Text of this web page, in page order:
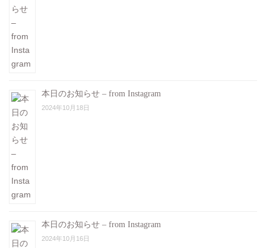
本日のお知らせ – from Instagram
2024年10月18日
本日のお知らせ – from Instagram
2024年10月16日